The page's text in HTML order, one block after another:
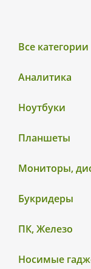
Все категории
Аналитика
Ноутбуки
Планшеты
Мониторы,
Букридеры
ПК, Железо
Носимые